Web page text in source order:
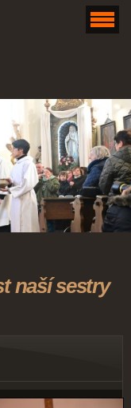
naší sestry